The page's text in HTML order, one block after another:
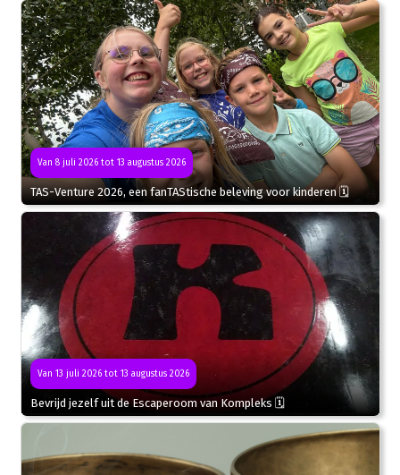
Van 8 juli 2026 tot 13 augustus 2026
TAS-Venture 2026, een fanTAStische beleving voor kinderen 🗓
Van 13 juli 2026 tot 13 augustus 2026
Bevrijd jezelf uit de Escaperoom van Kompleks 🗓